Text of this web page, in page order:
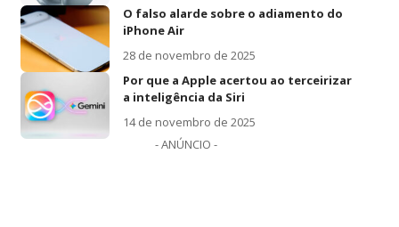
O falso alarde sobre o adiamento do
iPhone Air
28 de novembro de 2025
Por que a Apple acertou ao terceirizar
a inteligência da Siri
14 de novembro de 2025
- ANÚNCIO -